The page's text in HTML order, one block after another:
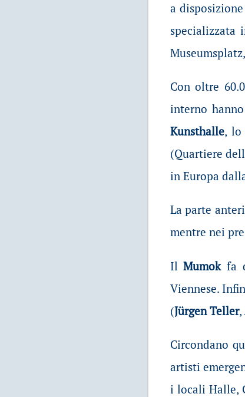
a
specializzata
Con oltre
interno
Kunsthalle, lo
(Quartiere
in Europa
La parte
mentre nei
IlMumokfa
Viennese.
(Jürgen Teller,
Circondano
artisti
i locali Halle,